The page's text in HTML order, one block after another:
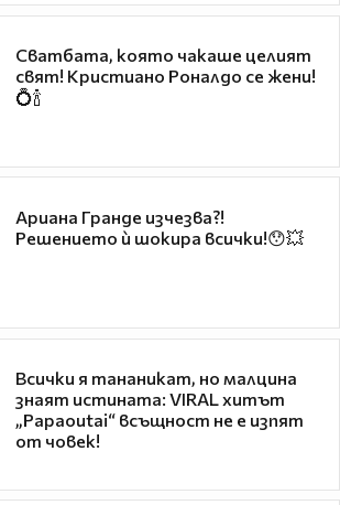
Сватбата, която чакаше целият
свят! Кристиано Роналдо се жени!
💍🍾
Ариана Гранде изчезва?!
Решението ѝ шокира всички!😯💥
Всички я тананикат, но малцина
знаят истината: VIRAL хитът
„Papaoutai“ всъщност не е изпят
от човек!